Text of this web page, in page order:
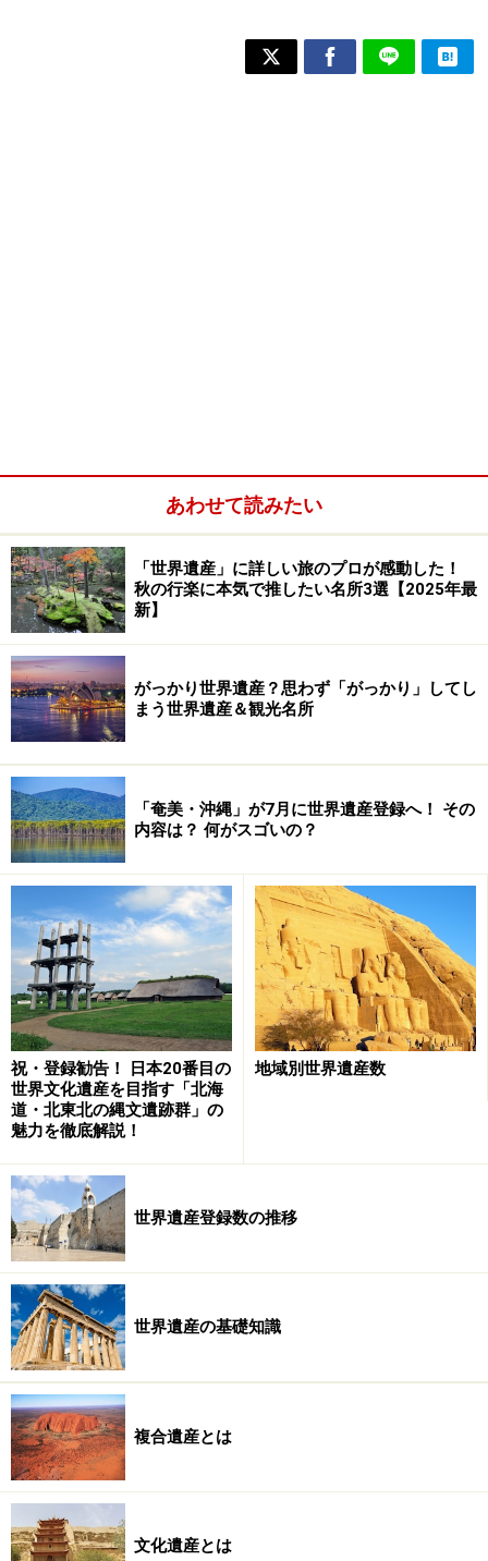
あわせて読みたい
「世界遺産」に詳しい旅のプロが感動した！
秋の行楽に本気で推したい名所3選【2025年最
新】
がっかり世界遺産？思わず「がっかり」してし
まう世界遺産＆観光名所
「奄美・沖縄」が7月に世界遺産登録へ！ その
内容は？ 何がスゴいの？
祝・登録勧告！ 日本20番目の
世界文化遺産を目指す「北海
道・北東北の縄文遺跡群」の
魅力を徹底解説！
地域別世界遺産数
世界遺産登録数の推移
世界遺産の基礎知識
複合遺産とは
文化遺産とは